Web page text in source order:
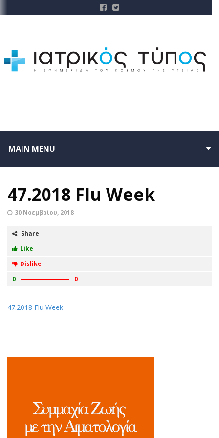
MAIN MENU
47.2018 Flu Week
30 Νοεμβρίου, 2018
Share
Like
Dislike
0
0
47.2018 Flu Week